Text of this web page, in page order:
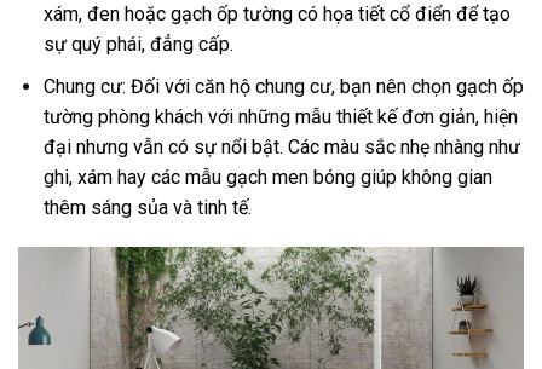
xám, đen hoặc gạch ốp tường có họa tiết cổ điển để tạo
sự quý phái, đẳng cấp.
Chung cư: Đối với căn hộ chung cư, bạn nên chọn gạch ốp
tường phòng khách với những mẫu thiết kế đơn giản, hiện
đại nhưng vẫn có sự nổi bật. Các màu sắc nhẹ nhàng như
ghi, xám hay các mẫu gạch men bóng giúp không gian
thêm sáng sủa và tinh tế.